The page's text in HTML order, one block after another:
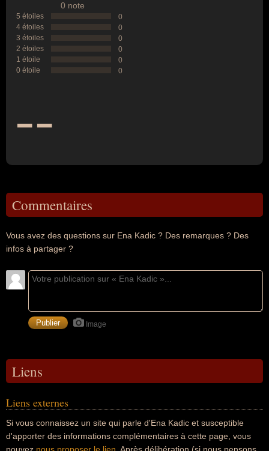
0 note
5 étoiles
0
4 étoiles
0
3 étoiles
0
2 étoiles
0
1 étoile
0
0 étoile
0
--
Commentaires
Vous avez des questions sur Ena Kadic ? Des remarques ? Des
infos à partager ?
Image
Liens
Liens externes
Si vous connaissez un site qui parle d'Ena Kadic et susceptible
d'apporter des informations complémentaires à cette page, vous